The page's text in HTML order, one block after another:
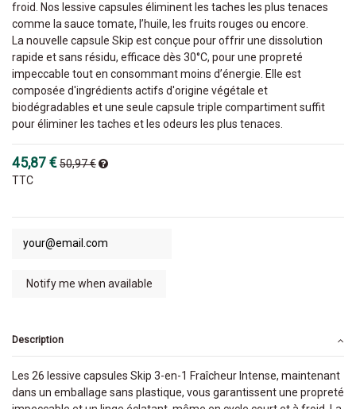
froid. Nos lessive capsules éliminent les taches les plus tenaces
comme la sauce tomate, l’huile, les fruits rouges ou encore.
La nouvelle capsule Skip est conçue pour offrir une dissolution
rapide et sans résidu, efficace dès 30°C, pour une propreté
impeccable tout en consommant moins d’énergie. Elle est
composée d'ingrédients actifs d'origine végétale et
biodégradables et une seule capsule triple compartiment suffit
pour éliminer les taches et les odeurs les plus tenaces.
45,87 €50,97 €
TTC
Description
Les 26 lessive capsules Skip 3-en-1 Fraîcheur Intense, maintenant
dans un emballage sans plastique, vous garantissent une propreté